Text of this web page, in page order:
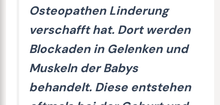
Osteopathen Linderung
verschafft hat. Dort werden
Blockaden in Gelenken und
Muskeln der Babys
behandelt. Diese entstehen